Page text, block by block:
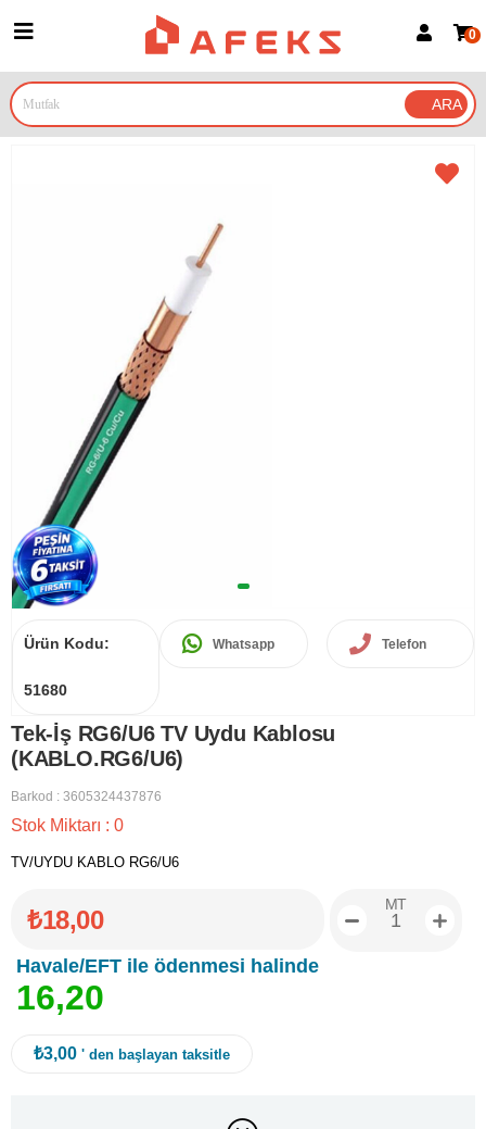
Google İle Bağlan
0
Ürün Kodu:
51680
Whatsapp Telefon
Tek-İş RG6/U6 TV Uydu Kablosu
(KABLO.RG6/U6)
Barkod : 3605324437876
Stok Miktarı : 0
TV/UYDU KABLO RG6/U6
₺18,00
Havale/EFT ile ödenmesi halinde
16,20
MT
₺3,00 ' den başlayan taksitle